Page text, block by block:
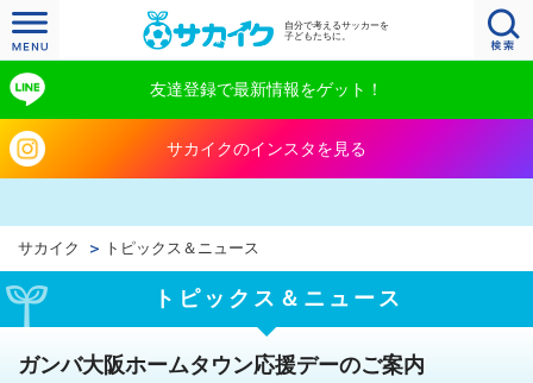
自分で考えるサッカーを
子どもたちに。
友達登録で最新情報をゲット！
サカイクのインスタを見る
サカイク トピックス＆ニュース
トピックス＆ニュース
ガンバ大阪ホームタウン応援デーのご案内